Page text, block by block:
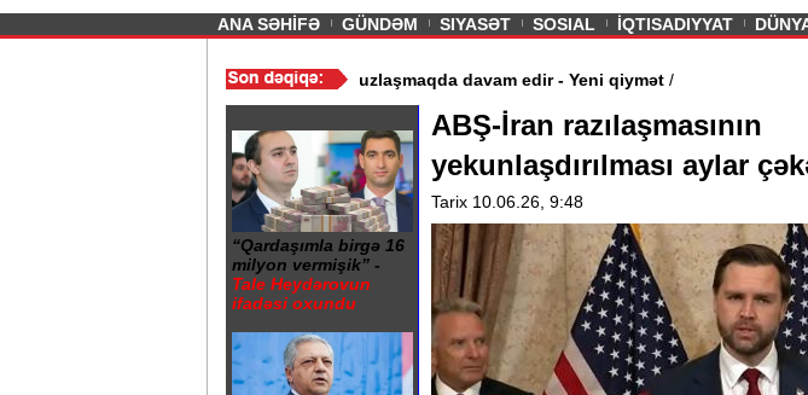
ANA SƏHİFƏ GÜNDƏM SIYASƏT SOSIAL İQTISADIYYAT
dayandırıldı - Video/ Azərbaycan nefti ucuzlaşmaqda davam edir - Yeni qiymət
“Qardaşımla birgə 16
milyon vermişik” -
Tale Heydərovun
ifadəsi oxundu
ABŞ-İran razılaşmasının
yekunlaşdırılması aylar
Tarix 10.06.26, 9:48